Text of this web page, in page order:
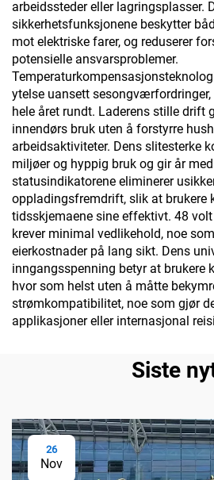
arbeidssteder eller lagringsplasser.
sikkerhetsfunksjonene beskytter
mot elektriske farer, og reduserer
potensielle ansvarsproblemer.
ytelse uansett
hele året rundt. Laderens stille drift
innendørs bruk uten å forstyrre
arbeidsaktiviteter. Dens slitesterke
miljøer og hyppig bruk og gir år
statusindikatorene eliminerer
oppladingsfremdrift, slik at brukere
tidsskjemaene sine effektivt. 48
krever minimal vedlikehold, noe
eierkostnader på lang sikt. Dens
inngangsspenning betyr at brukere
hvor som helst uten å måtte
strømkompatibilitet, noe som gjør
applikasjoner eller internasjonal
Siste
26
Nov